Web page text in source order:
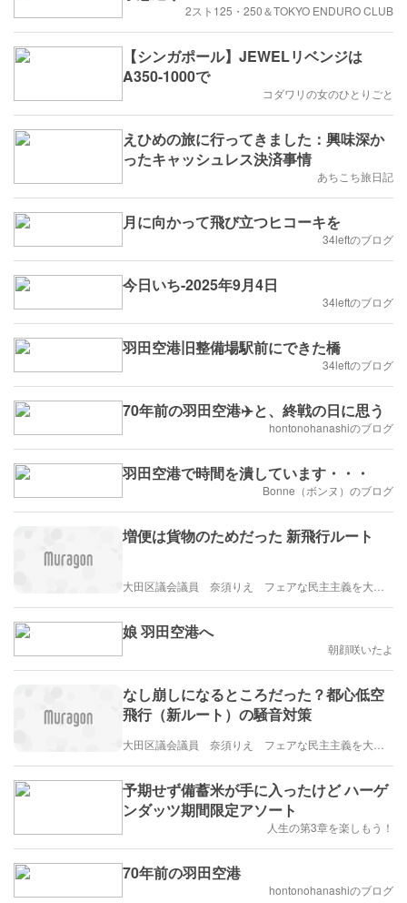
2スト125・250＆TOKYO ENDURO CLUB
【シンガポール】JEWELリベンジは
A350-1000で
コダワリの女のひとりごと
えひめの旅に行ってきました：興味深か
ったキャッシュレス決済事情
あちこち旅日記
月に向かって飛び立つヒコーキを
34leftのブログ
今日いち-2025年9月4日
34leftのブログ
羽田空港旧整備場駅前にできた橋
34leftのブログ
70年前の羽田空港✈️と、終戦の日に思う
hontonohanashiのブログ
羽田空港で時間を潰しています・・・
Bonne（ボンヌ）のブログ
増便は貨物のためだった 新飛行ルート
娘 羽田空港へ
朝顔咲いたよ
なし崩しになるところだった？都心低空
飛行（新ルート）の騒音対策
予期せず備蓄米が手に入ったけど ハーゲ
ンダッツ期間限定アソート
人生の第3章を楽しもう！
70年前の羽田空港
hontonohanashiのブログ